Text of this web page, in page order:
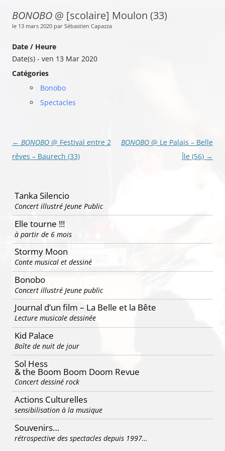
BONOBO @ [scolaire] Moulon (33)
le 13 mars 2020 par Sébastien Capazza
Date / Heure
Date(s) - ven 13 Mar 2020
Catégories
Bonobo
Spectacles
Navigation
des
← BONOBO @ Festival entre 2
rêves – Baurech (33)
BONOBO @ Le Palais – Belle
Île (56) →
Tanka Silencio
Concert illustré Jeune Public
Elle tourne !!!
à partir de 6 mois
Stormy Moon
Conte musical et dessiné
Bonobo
Concert illustré Jeune public
Journal d’un film – La Belle et la Bête
Lecture musicale dessinée
Kid Palace
Boîte de nuit de jour
Sol Hess
& the Boom Boom Doom Revue
Concert dessiné rock
Actions Culturelles
sensibilisation à la musique
Souvenirs…
rétrospective des spectacles depuis 1997…